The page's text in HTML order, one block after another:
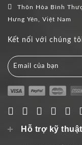
Thôn Hòa Bình
Hưng Yên, Việt Nam
Kết nối với chúng
Hỗ trợ kỹ thuật